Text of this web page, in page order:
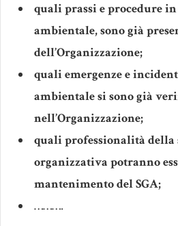
quali prassi e procedurein
ambientale, sono già
dell’Organizzazione;
quali emergenze e
ambientale si sono già
nell’Organizzazione;
quali professionalità
organizzativa potranno
mantenimento del SGA;
……….